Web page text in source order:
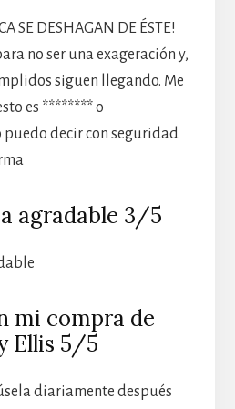
SE DESHAGAN DE ÉSTE!
no ser una exageración y,
siguen llegando. Me
es ******** o
decir con seguridad
agradable 3/5
mi compra de
Ellis 5/5
diariamente después